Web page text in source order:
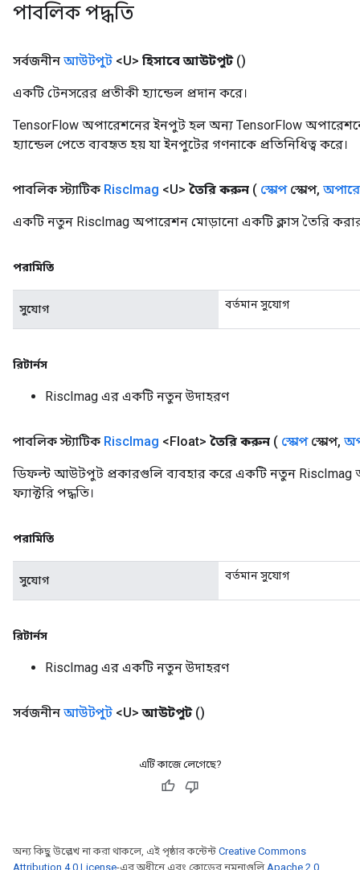
পাবলিক পদ্ধতি
সর্বজনীন আউটপুট <U> হিসাবে আউটপুট ()
একটি টেনসরের প্রতীকী হ্যান্ডেল প্রদান করে।
TensorFlow অপারেশনের ইনপুট হল অন্য TensorFlow
হ্যান্ডেল পেতে ব্যবহৃত হয় যা ইনপুটের গণনাকে প্রতিনিধিত্ব করে।
পাবলিক স্ট্যাটিক RiscImag <U> তৈরি করুন ( স্কোপস্কোপ,
একটি নতুন RiscImag অপারেশন মোড়ানো একটি ক্লাস তৈরি করার
পরামিতি
সুযোগ বর্তমান সুযোগ
রিটার্নস
RiscImag এর একটি নতুন উদাহরণ
পাবলিক স্ট্যাটিক RiscImag <Float> তৈরি করুন ( স্কোপস্কোপ,
ডিফল্ট আউটপুট প্রকারগুলি ব্যবহার করে একটি নতুন RiscImag
ফ্যাক্টরি পদ্ধতি।
পরামিতি
সুযোগ বর্তমান সুযোগ
রিটার্নস
RiscImag এর একটি নতুন উদাহরণ
সর্বজনীন আউটপুট <U> আউটপুট ()
এটি কাজে লেগেছে?
অন্য কিছু উল্লেখ না করা থাকলে, এই পৃষ্ঠার কন্টেন্ট Creative Commons
Attribution 4.0 License-এর অধীনে এবং কোডের নমুনাগুলি Apache 2.0